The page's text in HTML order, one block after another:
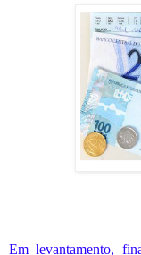
Em levantamento,